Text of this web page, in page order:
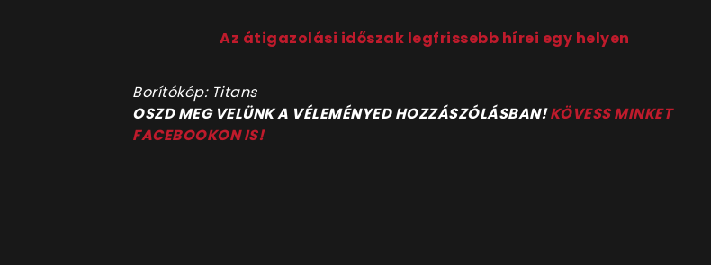
Az átigazolási időszak legfrissebb hírei egy helyen
Borítókép: Titans
OSZD MEG VELÜNK A VÉLEMÉNYED HOZZÁSZÓLÁSBAN!KÖVESS MINKET
FACEBOOKON IS!